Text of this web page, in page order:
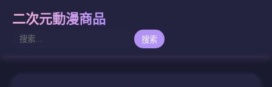
二次元動漫商品
搜索